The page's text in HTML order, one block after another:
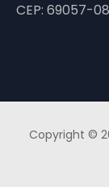
CEP: 69057-
Copyright ©